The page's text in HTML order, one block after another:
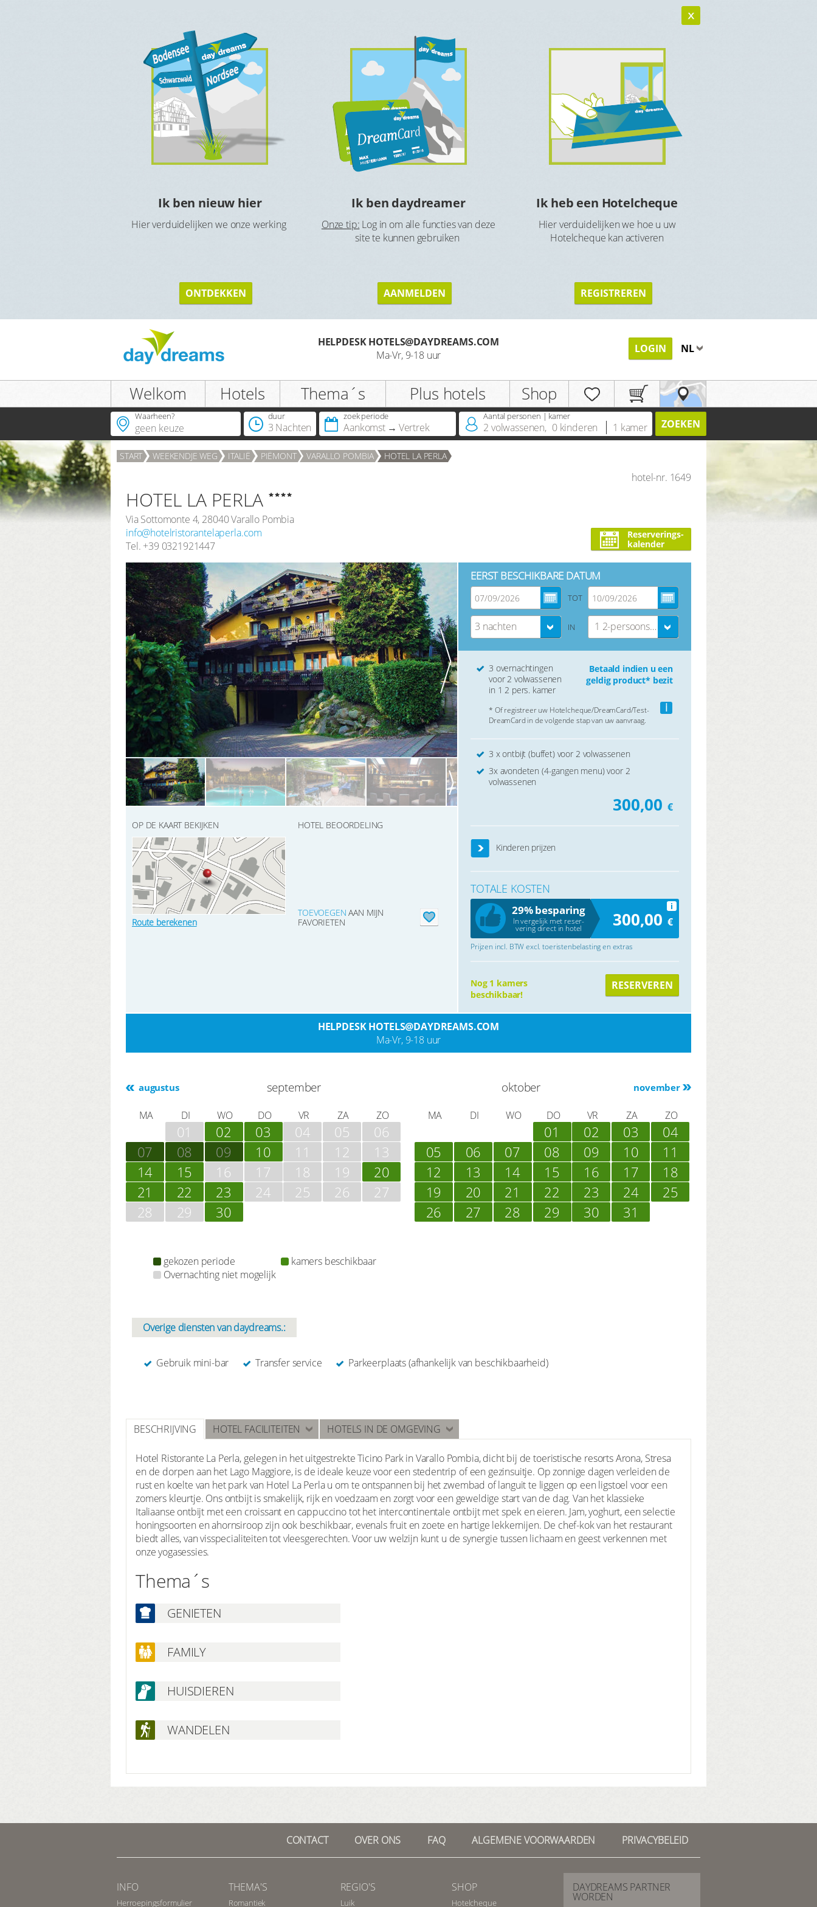
Ik ben nieuw hier
Hier verduidelijken we onze werking
ONTDEKKEN
Ik ben daydreamer
Onze tip: Log in om alle functies van deze
site te kunnen gebruiken
AANMELDEN
Ik heb een Hotelcheque
Hier verduidelijken we hoe u uw
Hotelcheque kan activeren
REGISTREREN
HELPDESK HOTELS@DAYDREAMS.COM
Ma-Vr, 9-18 uur
LOGIN NL
Welkom Hotels Thema´s Plus hotels Shop
Waarheen? duur
3 Nachten
zoek periode
Aankomst Vertrek
Aantal personen | kamer
2 volwassenen, 0 kinderen 1 kamer ZOEKEN
START WEEKENDJE WEG ITALIË PIËMONT VARALLO POMBIA HOTEL LA PERLA
hotel-nr. 1649
HOTEL LA PERLA
Via Sottomonte 4, 28040Varallo Pombia
info@hotelristorantelaperla.com
Tel. +39 0321921447
Reserverings-
kalender
OP DE KAART BEKIJKEN
Route berekenen
HOTEL BEOORDELING
TOEVOEGEN AAN MIJN
FAVORIETEN
EERST BESCHIKBARE DATUM
TOT
3 nachten IN 1 2-persoons kamer
3 overnachtingen
voor 2 volwassenen
in 1 2 pers. kamer
Betaald indien u een
geldig product* bezit
i
* Of registreer uw Hotelcheque/DreamCard/Test-
DreamCard in de volgende stap van uw aanvraag.
3 x ontbijt (buffet) voor 2 volwassenen
3x avondeten (4-gangen menu) voor 2
volwassenen
300,00 €
Kinderen prijzen
TOTALE KOSTEN
29% besparing
In vergelijk met reser-
vering direct in hotel
i
300,00 €
Prijzen incl. BTW excl. toeristenbelasting en extras
Nog 1 kamers
beschikbaar!
RESERVEREN
HELPDESK HOTELS@DAYDREAMS.COM
Ma-Vr, 9-18 uur
augustus september
MA DI WO DO VR ZA ZO
01 02 03 04 05
06
07
08 09 10 11 12
13
14
15 16 17 18 19
20
21
22 23 24 25 26
27
28
29 30
november
oktober
MA DI WO DO VR ZA ZO
01 02 03
04
05
06 07 08 09 10
11
12
13 14 15 16 17
18
19
20 21 22 23 24
25
26
27 28 29 30 31
gekozen periode
kamers beschikbaar
Overnachting niet mogelijk
Overige diensten van daydreams.:
Gebruik mini-bar Transfer service Parkeerplaats (afhankelijk van beschikbaarheid)
BESCHRIJVING HOTEL FACILITEITEN HOTELS IN DE OMGEVING
Hotel Ristorante La Perla, gelegen in het uitgestrekte Ticino Park in Varallo Pombia, dicht bij de toeristische resorts Arona, Stresa
en de dorpen aan het Lago Maggiore, is de ideale keuze voor een stedentrip of een gezinsuitje. Op zonnige dagen verleiden de
rust en koelte van het park van Hotel La Perla u om te ontspannen bij het zwembad of languit te liggen op een ligstoel voor een
zomers kleurtje. Ons ontbijt is smakelijk, rijk en voedzaam en zorgt voor een geweldige start van de dag. Van het klassieke
Italiaanse ontbijt met een croissant en cappuccino tot het intercontinentale ontbijt met spek en eieren. Jam, yoghurt, een selectie
honingsoorten en ahornsiroop zijn ook beschikbaar, evenals fruit en zoete en hartige lekkernijen. De chef-kok van het restaurant
biedt alles, van visspecialiteiten tot vleesgerechten. Voor uw welzijn kunt u de synergie tussen lichaam en geest verkennen met
onze yogasessies.
Thema´s
GENIETEN
FAMILY
HUISDIEREN
WANDELEN
CONTACT OVER ONS FAQ ALGEMENE VOORWAARDEN PRIVACYBELEID
INFO
Herroepingsformulier
THEMA'S
Romantiek
REGIO'S
Luik
SHOP
Hotelcheque
DAYDREAMS PARTNER
WORDEN